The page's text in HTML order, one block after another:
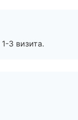
3 визита.